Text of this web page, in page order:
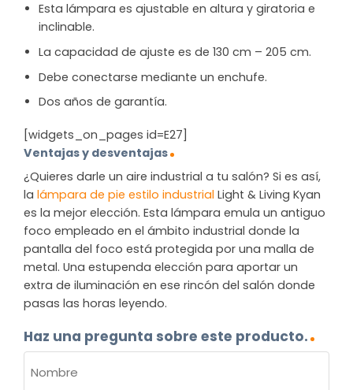
Esta lámpara es ajustable en altura y giratoria e
inclinable.
La capacidad de ajuste es de 130 cm – 205 cm.
Debe conectarse mediante un enchufe.
Dos años de garantía.
[widgets_on_pages id=E27]
Ventajas y desventajas
¿Quieres darle un aire industrial a tu salón? Si es así,
la lámpara de pie estilo industrial Light & Living Kyan
es la mejor elección. Esta lámpara emula un antiguo
foco empleado en el ámbito industrial donde la
pantalla del foco está protegida por una malla de
metal. Una estupenda elección para aportar un
extra de iluminación en ese rincón del salón donde
pasas las horas leyendo.
Haz una pregunta sobre este producto.
(OBLIGATORIO)